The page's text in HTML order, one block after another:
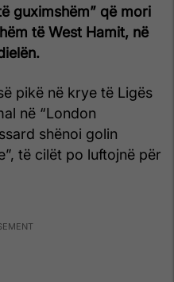
guximshëm” që mori
të West Hamit, në
pikë në krye të Ligës
në “London
shënoi golin
të cilët po luftojnë për